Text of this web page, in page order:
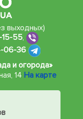
выходных)
15-55,
06-36
и огорода»
14 На карте